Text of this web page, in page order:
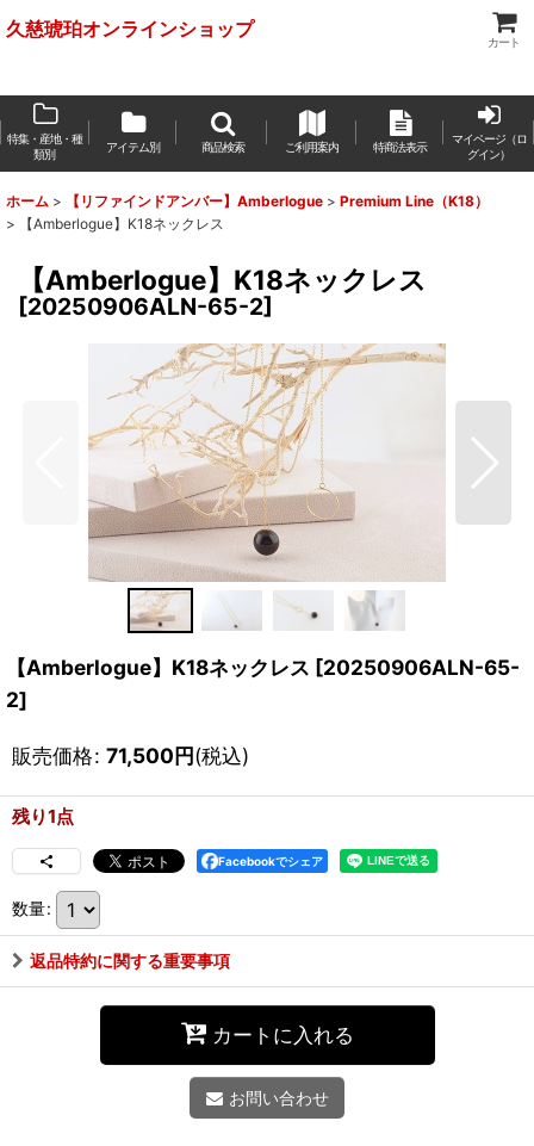
久慈琥珀オンラインショップ
カート
特集・産地・種
類別
アイテム別 商品検索 ご利用案内 特商法表示
マイページ（ロ
グイン）
ホーム > 【リファインドアンバー】Amberlogue > Premium Line（K18）
>
【Amberlogue】K18ネックレス
【Amberlogue】K18ネックレス
[20250906ALN-65-2]
【Amberlogue】K18ネックレス [20250906ALN-65-
2]
販売価格: 71,500円(税込)
残り1点
Facebookでシェア
数量:
返品特約に関する重要事項
カートに入れる
お問い合わせ